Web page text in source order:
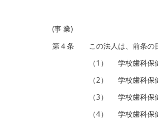
(事 業)
第４条
この法人は、前条の
（1）
学校歯科保
（2）
学校歯科保
（3）
学校歯科保
（4）
学校歯科保